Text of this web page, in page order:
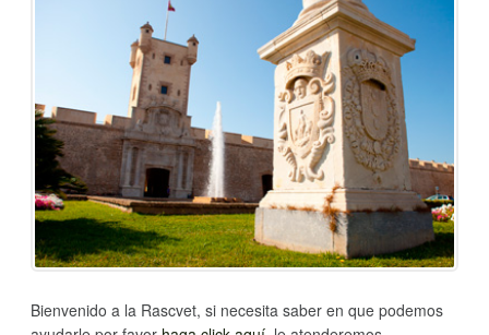
Bienvenido a la Rascvet, si necesita saber en que podemos